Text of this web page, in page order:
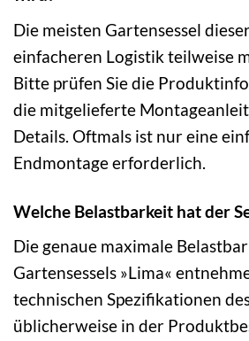
Die meisten Gartensessel
einfacheren Logistik teilweise
Bitte prüfen Sie die
die mitgelieferte
Details. Oftmals ist nur eine
Endmontage erforderlich.
Welche Belastbarkeit hat der
Die genaue maximale
Gartensessels »Lima«
technischen Spezifikationen
üblicherweise in der